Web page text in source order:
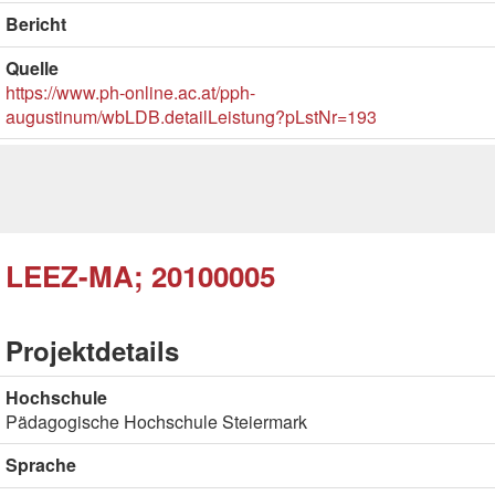
Bericht
Quelle
https://www.ph-online.ac.at/pph-
augustinum/wbLDB.detailLeistung?pLstNr=193
LEEZ-MA; 20100005
Projektdetails
Hochschule
Pädagogische Hochschule Steiermark
Sprache